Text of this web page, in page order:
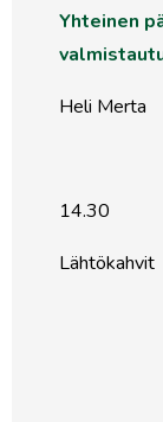
Yhteinen
Heli Merta
14.30
Lähtökahvit